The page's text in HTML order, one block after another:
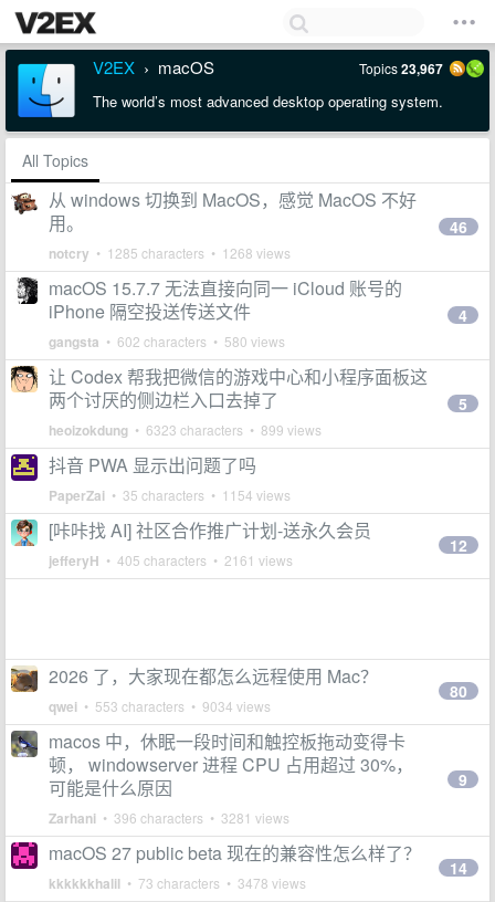
V2EX › macOS Topics23,967
The world’s most advanced desktop operating system.
All Topics
从 windows 切换到 MacOS，感觉 MacOS 不好
用。
notcry • 1285 characters • 1268 views
46
macOS 15.7.7 无法直接向同一 iCloud 账号的
iPhone 隔空投送传送文件
gangsta • 602 characters • 580 views
4
让 Codex 帮我把微信的游戏中心和小程序面板这
两个讨厌的侧边栏入口去掉了
heoizokdung • 6323 characters • 899 views
5
抖音 PWA 显示出问题了吗
PaperZai • 35 characters • 1154 views
[咔咔找 AI] 社区合作推广计划-送永久会员
jefferyH • 405 characters • 2161 views
12
2026 了，大家现在都怎么远程使用 Mac？
qwei • 553 characters • 9034 views
80
macos 中，休眠一段时间和触控板拖动变得卡
顿， windowserver 进程 CPU 占用超过 30%，
可能是什么原因
Zarhani • 396 characters • 3281 views
9
macOS 27 public beta 现在的兼容性怎么样了？
kkkkkkhalil • 73 characters • 3478 views
14